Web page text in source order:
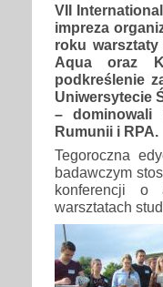
VII
impreza
roku warsztaty
Aqua oraz
podkreślenie
Uniwersytecie
– dominowali
Rumunii i RPA.
Tegoroczna
badawczym
konferencji o
warsztatach